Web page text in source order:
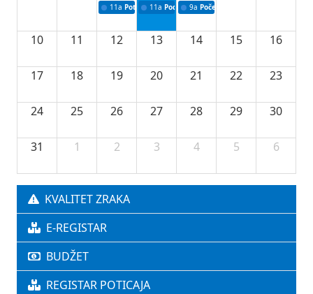
11a Potpisivanje ugovora o stipendijama za
11a Podrška razvoju vodne infrastrukture u
9a Početak izgradnje nove
10 11 12 13 14 15 16
17 18 19 20 21 22 23
24 25 26 27 28 29 30
31 1 2 3 4 5 6
KVALITET ZRAKA
E-REGISTAR
BUDŽET
REGISTAR POTICAJA